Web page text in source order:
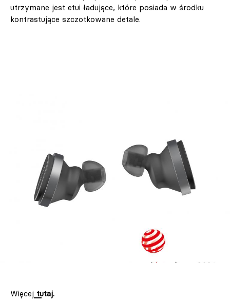
utrzymane jest etui ładujące, które posiada w środku
kontrastujące szczotkowane detale.
Więcej tutaj.